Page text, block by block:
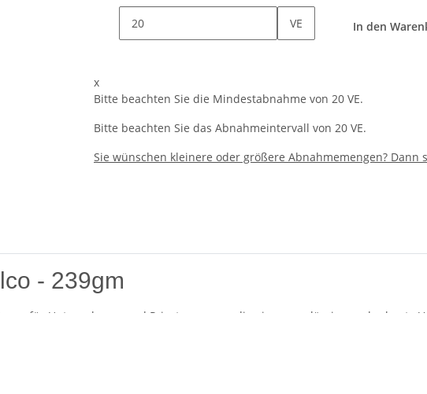
VE In den
x
Bitte beachten Sie die Mindestabnahme von 20 VE.
Bitte beachten Sie das Abnahmeintervall von 20 VE.
Sie wünschen kleinere oder größere Abnahmemengen? Dann
- 239gm
für Unternehmen und Privatpersonen, die eine zuverlässige und robuste